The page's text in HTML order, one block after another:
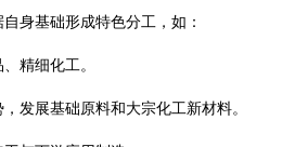
自身基础形成特色分工，如：
精细化工。
发展基础原料和大宗化工新材料。